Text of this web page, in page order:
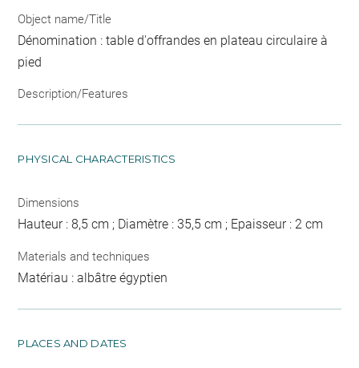
Object name/Title
Dénomination : table d'offrandes en plateau circulaire à
pied
Description/Features
PHYSICAL CHARACTERISTICS
Dimensions
Hauteur : 8,5 cm ; Diamètre : 35,5 cm ; Epaisseur : 2 cm
Materials and techniques
Matériau : albâtre égyptien
PLACES AND DATES